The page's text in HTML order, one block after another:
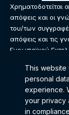
απόψεις και οι
του/των
απόψεις και τις
Ευρωπαϊκού
Πολιτισμού
μπορούν να
Αυτό το
Creative
This website
personal
experience.
your privacy
in